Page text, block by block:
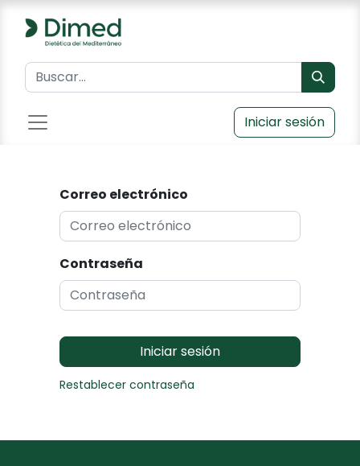
Iniciar sesión
Correo electrónico
Contraseña
Iniciar sesión
Restablecer contraseña